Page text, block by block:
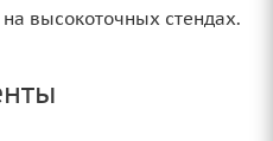
высокоточных стендах.